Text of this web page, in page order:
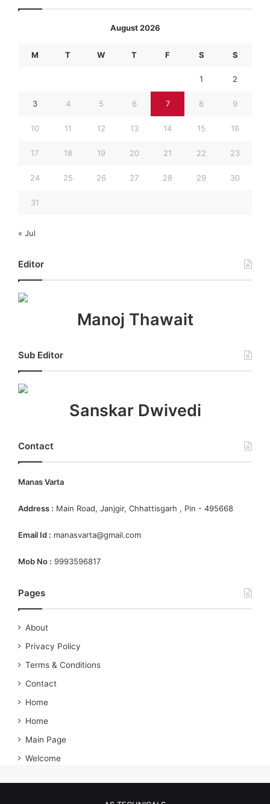
August 2026
M T W T F S S
1 2
3 4 5 6 7 8 9
10 11 12 13 14 15 16
17 18 19 20 21 22 23
24 25 26 27 28 29 30
31
« Jul
Editor
Manoj Thawait
Sub Editor
Sanskar Dwivedi
Contact
Manas Varta
Address : Main Road, Janjgir, Chhattisgarh , Pin - 495668
Email Id : manasvarta@gmail.com
Mob No : 9993596817
Pages
About
Privacy Policy
Terms & Conditions
Contact
Home
Home
Main Page
Welcome